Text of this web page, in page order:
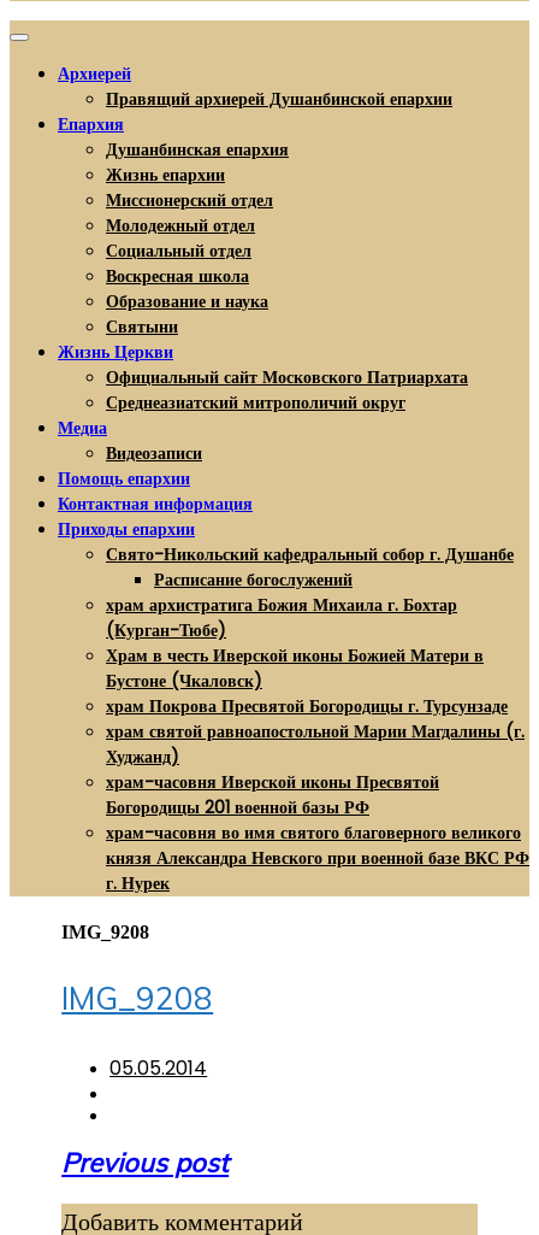
Архиерей
Правящий архиерей Душанбинской епархии
Епархия
Душанбинская епархия
Жизнь епархии
Миссионерский отдел
Молодежный отдел
Социальный отдел
Воскресная школа
Образование и наука
Святыни
Жизнь Церкви
Официальный сайт Московского Патриархата
Среднеазиатский митрополичий округ
Медиа
Видеозаписи
Помощь епархии
Контактная информация
Приходы епархии
Свято-Никольский кафедральный собор г. Душанбе
Расписание богослужений
храм архистратига Божия Михаила г. Бохтар
(Курган-Тюбе)
Храм в честь Иверской иконы Божией Матери в
Бустоне (Чкаловск)
храм Покрова Пресвятой Богородицы г. Турсунзаде
храм святой равноапостольной Марии Магдалины (г.
Худжанд)
храм-часовня Иверской иконы Пресвятой
Богородицы 201 военной базы РФ
храм-часовня во имя святого благоверного великого
князя Александра Невского при военной базе ВКС РФ
г. Нурек
IMG_9208
IMG_9208
05.05.2014
Навигация
записям
Previous post
Добавить комментарий